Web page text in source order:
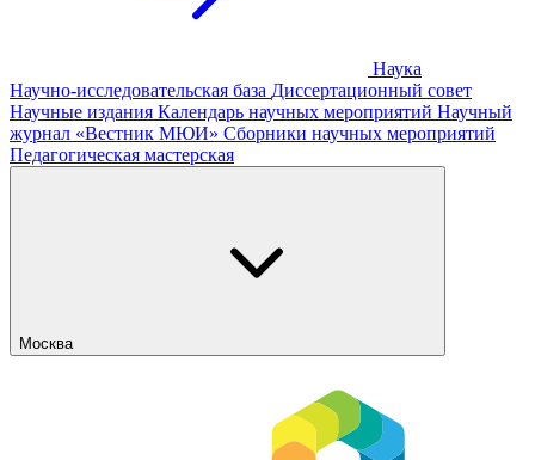
Наука
Научно-исследовательская база Диссертационный совет
Научные издания Календарь научных мероприятий Научный
журнал «Вестник МЮИ» Сборники научных мероприятий
Педагогическая мастерская
Москва